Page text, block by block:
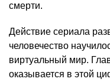
смерти.
Действие сериала
человечество
виртуальный мир.
оказывается в этой